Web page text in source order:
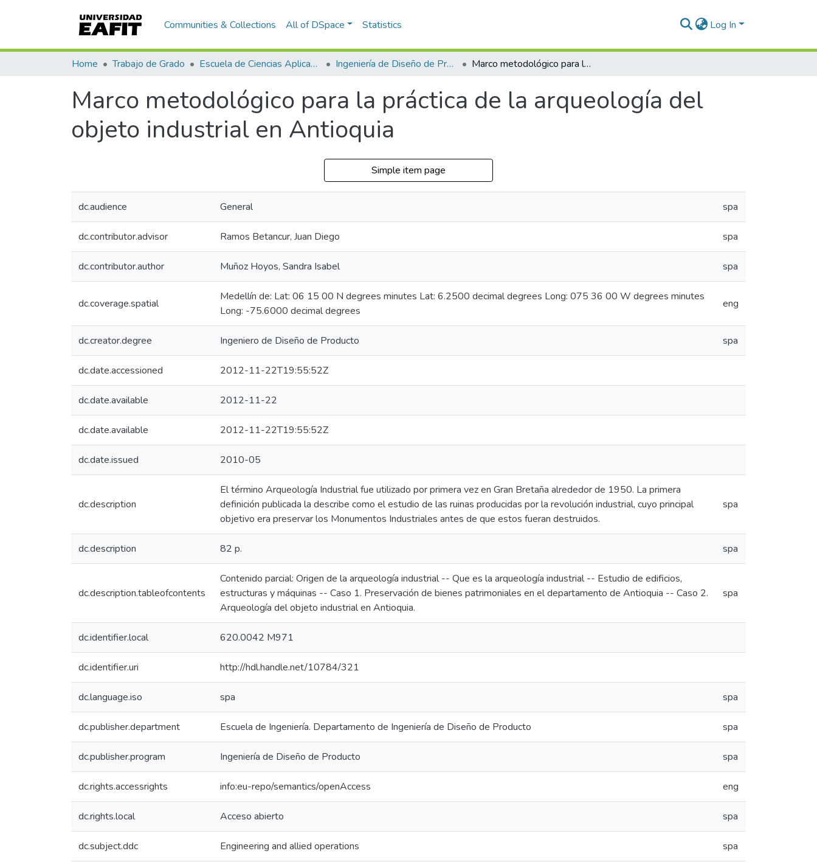
Communities & Collections All of DSpace Statistics Log In
Home Trabajo de Grado Escuela de Ciencias Aplicadas e Ingeniería Ingeniería de Diseño de Producto (trabajo de grado) Marco metodológico para la práctica de la arqueología del objeto industrial en Antioquia
Marco metodológico para la práctica de la arqueología del
objeto industrial en Antioquia
Simple item page
dc.audience General spa
dc.contributor.advisor Ramos Betancur, Juan Diego spa
dc.contributor.author Muñoz Hoyos, Sandra Isabel spa
dc.coverage.spatial
Medellín de: Lat: 06 15 00 N degrees minutes Lat: 6.2500 decimal degrees Long: 075 36 00 W degrees minutes
Long: -75.6000 decimal degrees
eng
dc.creator.degree Ingeniero de Diseño de Producto spa
dc.date.accessioned 2012-11-22T19:55:52Z
dc.date.available 2012-11-22
dc.date.available 2012-11-22T19:55:52Z
dc.date.issued 2010-05
dc.description
El término Arqueología Industrial fue utilizado por primera vez en Gran Bretaña alrededor de 1950. La primera
definición publicada la describe como el estudio de las ruinas producidas por la revolución industrial, cuyo principal
objetivo era preservar los Monumentos Industriales antes de que estos fueran destruidos.
spa
dc.description 82 p. spa
dc.description.tableofcontents
Contenido parcial: Origen de la arqueología industrial -- Que es la arqueología industrial -- Estudio de edificios,
estructuras y máquinas -- Caso 1. Preservación de bienes patrimoniales en el departamento de Antioquia -- Caso 2.
Arqueología del objeto industrial en Antioquia.
spa
dc.identifier.local 620.0042 M971
dc.identifier.uri http://hdl.handle.net/10784/321
dc.language.iso spa spa
dc.publisher.department Escuela de Ingeniería. Departamento de Ingeniería de Diseño de Producto spa
dc.publisher.program Ingeniería de Diseño de Producto spa
dc.rights.accessrights info:eu-repo/semantics/openAccess eng
dc.rights.local Acceso abierto spa
dc.subject.ddc Engineering and allied operations spa